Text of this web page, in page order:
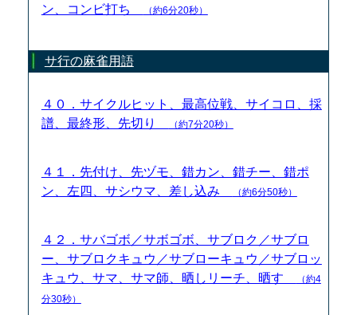
ン、コンビ打ち
（約6分20秒）
サ行の麻雀用語
４０．サイクルヒット、最高位戦、サイコロ、採
譜、最終形、先切り
（約7分20秒）
４１．先付け、先ヅモ、錯カン、錯チー、錯ポ
ン、左四、サシウマ、差し込み
（約6分50秒）
４２．サバゴボ／サボゴボ、サブロク／サブロ
ー、サブロクキュウ／サブローキュウ／サブロッ
キュウ、サマ、サマ師、晒しリーチ、晒す
（約4
分30秒）